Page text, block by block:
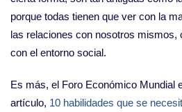
porque todas tienen que ver con la
las relaciones con nosotros
con el entorno social.
Es más, el Foro Económico Mundial
artículo, 10 habilidades que se